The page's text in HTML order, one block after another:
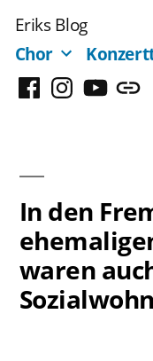
Inhalt
springen
Eriks Blog
Chor
FacebookInstagram
YouTube
In den
waren